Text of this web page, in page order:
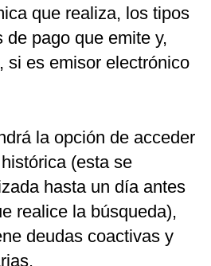
que realiza, los tipos
de pago que emite y,
si es emisor electrónico
la opción de acceder
(esta se
hasta un día antes
realice la búsqueda),
deudas coactivas y